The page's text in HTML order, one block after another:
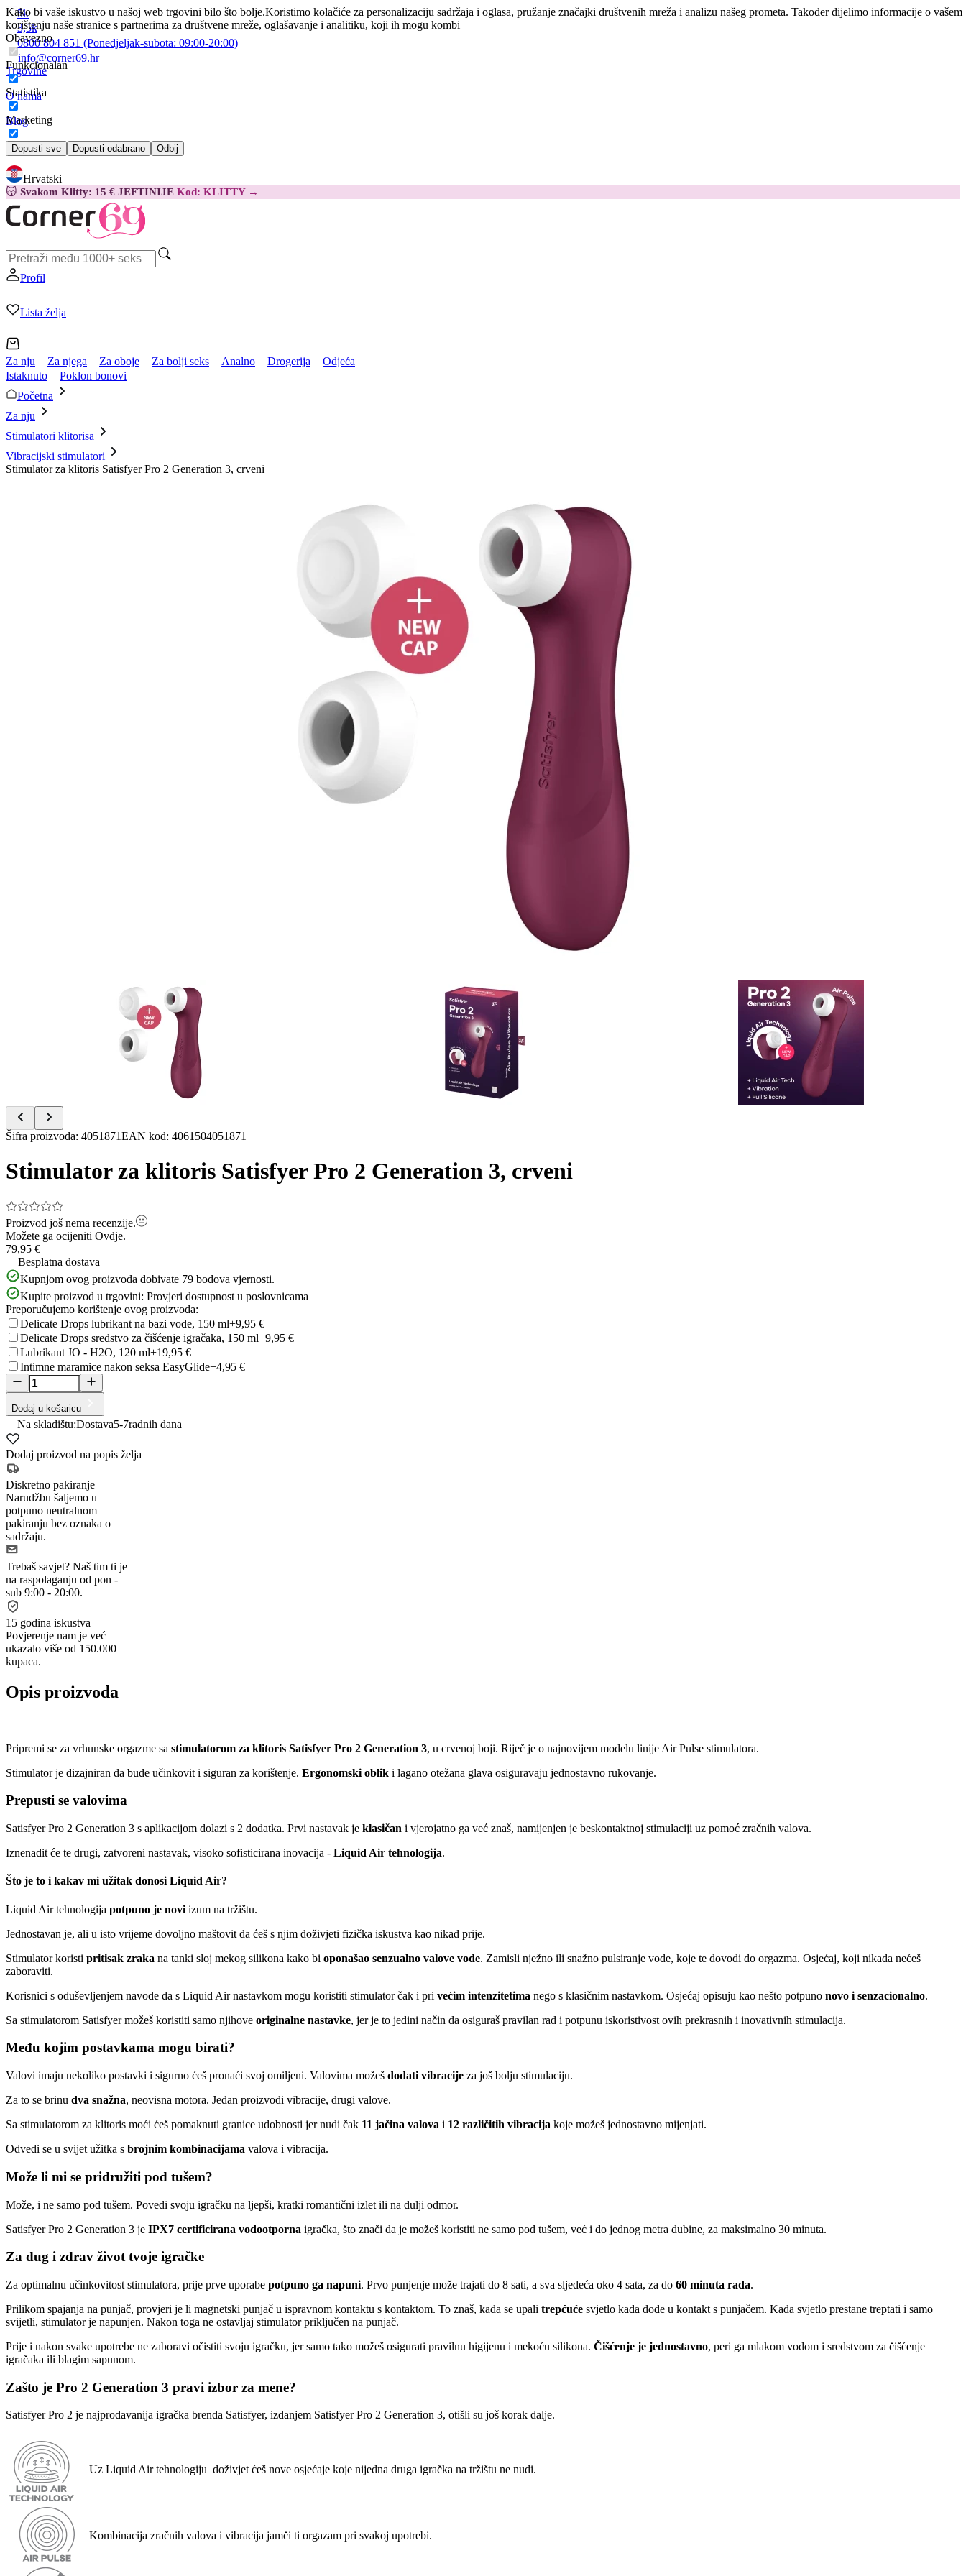
Kako bi vaše iskustvo u našoj web trgovini bilo što bolje.Koristimo kolačiće za personalizaciju sadržaja i oglasa, pružanje značajki društvenih mreža i analizu našeg prometa. Također dijelimo informacije o vašem
korištenju naše stranice s partnerima za društvene mreže, oglašavanje i analitiku, koji ih mogu kombi
Obavezno
Funkcionalan
Statistika
Marketing
Dopusti sve Dopusti odabrano Odbij
5k
3,5k
0800 804 851 (Ponedjeljak-subota: 09:00-20:00)
info@corner69.hr
Trgovine
O nama
Blog
Kontakt
Hrvatski
😽 Svakom Klitty: 15 € JEFTINIJE Kod: KLITTY →
Profil
Lista želja
Za nju Za njega Za oboje Za bolji seks Analno Drogerija
Odjeća
Istaknuto
Poklon bonovi
Početna
Za nju
Stimulatori klitorisa
Vibracijski stimulatori
Stimulator za klitoris Satisfyer Pro 2 Generation 3, crveni
Item
of
8
Šifra proizvoda: 4051871EAN kod: 4061504051871
Stimulator za klitoris Satisfyer Pro 2 Generation 3, crveni
Proizvod još nema recenzije.
Možete ga ocijeniti Ovdje.
79,95 €
Besplatna dostava
Kupnjom ovog proizvoda dobivate 79 bodova vjernosti.
Kupite proizvod u trgovini: Provjeri dostupnost u poslovnicama
Preporučujemo korištenje ovog proizvoda:
Delicate Drops lubrikant na bazi vode, 150 ml+9,95 €
Delicate Drops sredstvo za čišćenje igračaka, 150 ml+9,95 €
Lubrikant JO - H2O, 120 ml+19,95 €
Intimne maramice nakon seksa EasyGlide+4,95 €
Dodaj u košaricu
Na skladištu:Dostava5-7radnih dana
Dodaj proizvod na popis želja
Diskretno pakiranje
Narudžbu šaljemo u
potpuno neutralnom
pakiranju bez oznaka o
sadržaju.
Trebaš savjet? Naš tim ti je
na raspolaganju od pon -
sub 9:00 - 20:00.
15 godina iskustva
Povjerenje nam je već
ukazalo više od 150.000
kupaca.
Opis proizvoda
Pripremi se za vrhunske orgazme sa stimulatorom za klitoris Satisfyer Pro 2 Generation 3, u crvenoj boji. Riječ je o najnovijem modelu linije Air Pulse stimulatora.
Stimulator je dizajniran da bude učinkovit i siguran za korištenje. Ergonomski oblik i lagano otežana glava osiguravaju jednostavno rukovanje.
Prepusti se valovima
Satisfyer Pro 2 Generation 3 s aplikacijom dolazi s 2 dodatka. Prvi nastavak je klasičan i vjerojatno ga već znaš, namijenjen je beskontaktnoj stimulaciji uz pomoć zračnih valova.
Iznenadit će te drugi, zatvoreni nastavak, visoko sofisticirana inovacija - Liquid Air tehnologija.
Što je to i kakav mi užitak donosi Liquid Air?
Liquid Air tehnologija potpuno je novi izum na tržištu.
Jednostavan je, ali u isto vrijeme dovoljno maštovit da ćeš s njim doživjeti fizička iskustva kao nikad prije.
Stimulator koristi pritisak zraka na tanki sloj mekog silikona kako bi oponašao senzualno valove vode. Zamisli nježno ili snažno pulsiranje vode, koje te dovodi do orgazma. Osjećaj, koji nikada nećeš
zaboraviti.
Korisnici s oduševljenjem navode da s Liquid Air nastavkom mogu koristiti stimulator čak i pri većim intenzitetima nego s klasičnim nastavkom. Osjećaj opisuju kao nešto potpuno novo i senzacionalno.
Sa stimulatorom Satisfyer možeš koristiti samo njihove originalne nastavke, jer je to jedini način da osiguraš pravilan rad i potpunu iskoristivost ovih prekrasnih i inovativnih stimulacija.
Među kojim postavkama mogu birati?
Valovi imaju nekoliko postavki i sigurno ćeš pronaći svoj omiljeni. Valovima možeš dodati vibracije za još bolju stimulaciju.
Za to se brinu dva snažna, neovisna motora. Jedan proizvodi vibracije, drugi valove.
Sa stimulatorom za klitoris moći ćeš pomaknuti granice udobnosti jer nudi čak 11 jačina valova i 12 različitih vibracija koje možeš jednostavno mijenjati.
Odvedi se u svijet užitka s brojnim kombinacijama valova i vibracija.
Može li mi se pridružiti pod tušem?
Može, i ne samo pod tušem. Povedi svoju igračku na ljepši, kratki romantični izlet ili na dulji odmor.
Satisfyer Pro 2 Generation 3 je IPX7 certificirana vodootporna igračka, što znači da je možeš koristiti ne samo pod tušem, već i do jednog metra dubine, za maksimalno 30 minuta.
Za dug i zdrav život tvoje igračke
Za optimalnu učinkovitost stimulatora, prije prve uporabe potpuno ga napuni. Prvo punjenje može trajati do 8 sati, a sva sljedeća oko 4 sata, za do 60 minuta rada.
Prilikom spajanja na punjač, provjeri je li magnetski punjač u ispravnom kontaktu s kontaktom. To znaš, kada se upali trepćuće svjetlo kada dođe u kontakt s punjačem. Kada svjetlo prestane treptati i samo
svijetli, stimulator je napunjen. Nakon toga ne ostavljaj stimulator priključen na punjač.
Prije i nakon svake upotrebe ne zaboravi očistiti svoju igračku, jer samo tako možeš osigurati pravilnu higijenu i mekoću silikona. Čišćenje je jednostavno, peri ga mlakom vodom i sredstvom za čišćenje
igračaka ili blagim sapunom.
Zašto je Pro 2 Generation 3 pravi izbor za mene?
Satisfyer Pro 2 je najprodavanija igračka brenda Satisfyer, izdanjem Satisfyer Pro 2 Generation 3, otišli su još korak dalje.
Uz Liquid Air tehnologiju doživjet ćeš nove osjećaje koje nijedna druga igračka na tržištu ne nudi.
Kombinacija zračnih valova i vibracija jamči ti orgazam pri svakoj upotrebi.